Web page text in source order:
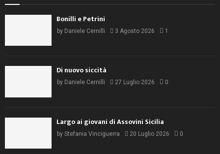
Bonilli e Petrini
by Daniele Cernilli 3 Agosto 2026 1
Di nuovo siccità
by Daniele Cernilli 27 Luglio 2026 0
Largo ai giovani di Assovini Sicilia
by Stefania Vinciguerra 20 Luglio 2026 0